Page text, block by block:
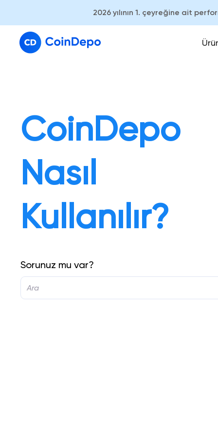
2026 yılının 1. çeyreğine ait
CoinDepo
Nasıl
Kullanılır?
Sorunuz mu var?